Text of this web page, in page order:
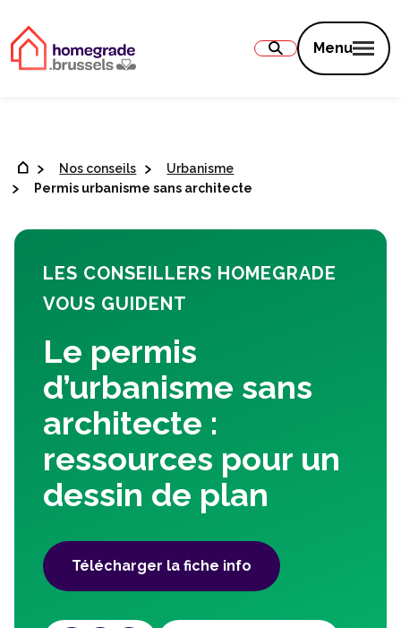
Menu
Nos conseils
Urbanisme
Permis urbanisme sans architecte
LES CONSEILLERS HOMEGRADE
VOUS GUIDENT
Le permis
d’urbanisme sans
architecte :
ressources pour un
dessin de plan
Télécharger la fiche info